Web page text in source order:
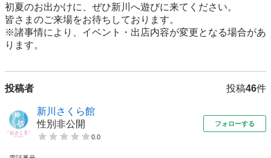
初夏のお出かけに、ぜひ新川へ遊びに来てください。
皆さまのご来場をお待ちしております。
※諸事情により、イベント・出店内容が変更となる場合があ
ります。
投稿者 投稿46件
新川さくら館
性別非公開
0.0
フォローする